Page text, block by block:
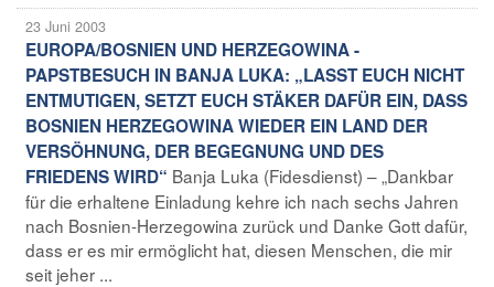
23 Juni 2003
EUROPA/BOSNIEN UND HERZEGOWINA -
PAPSTBESUCH IN BANJA LUKA: „LASST EUCH NICHT
ENTMUTIGEN, SETZT EUCH STÄKER DAFÜR EIN, DASS
BOSNIEN HERZEGOWINA WIEDER EIN LAND DER
VERSÖHNUNG, DER BEGEGNUNG UND DES
FRIEDENS WIRD“ Banja Luka (Fidesdienst) – „Dankbar
für die erhaltene Einladung kehre ich nach sechs Jahren
nach Bosnien-Herzegowina zurück und Danke Gott dafür,
dass er es mir ermöglicht hat, diesen Menschen, die mir
seit jeher ...